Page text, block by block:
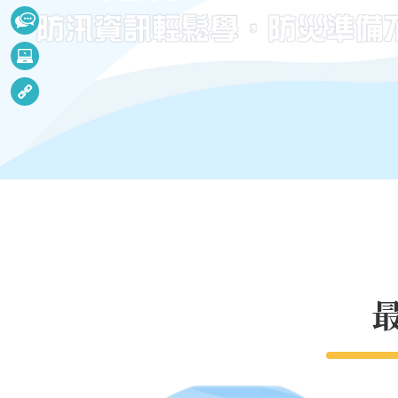
訊
捷
服
務
招
決
標
公
水
利
多
體
相